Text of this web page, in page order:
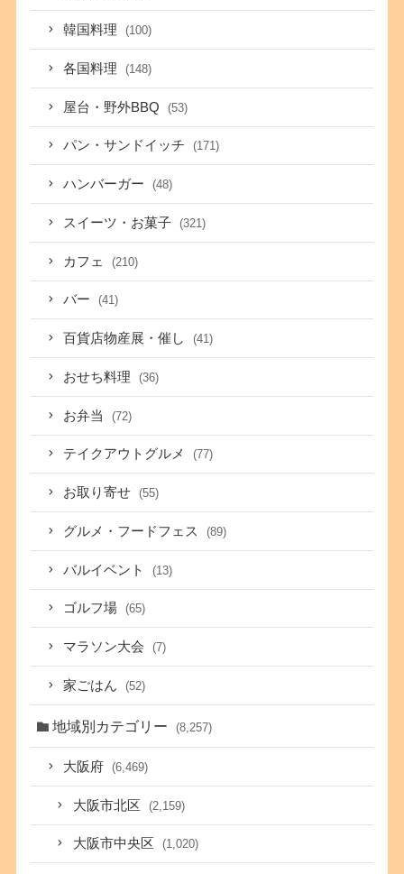
韓国料理 (100)
各国料理 (148)
屋台・野外BBQ (53)
パン・サンドイッチ (171)
ハンバーガー (48)
スイーツ・お菓子 (321)
カフェ (210)
バー (41)
百貨店物産展・催し (41)
おせち料理 (36)
お弁当 (72)
テイクアウトグルメ (77)
お取り寄せ (55)
グルメ・フードフェス (89)
バルイベント (13)
ゴルフ場 (65)
マラソン大会 (7)
家ごはん (52)
地域別カテゴリー (8,257)
大阪府 (6,469)
大阪市北区 (2,159)
大阪市中央区 (1,020)